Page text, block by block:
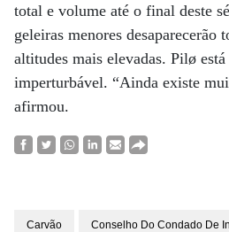
total e volume até o final deste
geleiras menores desaparecerão
altitudes mais elevadas. Pilø está
imperturbável. “Ainda existe
afirmou.
Carvão Conselho Do Condado De